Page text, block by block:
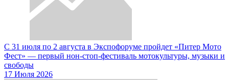
С 31 июля по 2 августа в Экспофоруме пройдет «Питер Мото
Фест» — первый нон-стоп-фестиваль мотокультуры, музыки и
свободы
17 Июля 2026